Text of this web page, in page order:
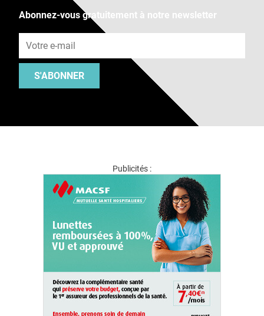
Abonnez-vous gratuitement à notre newsletter
S'ABONNER
Publicités :